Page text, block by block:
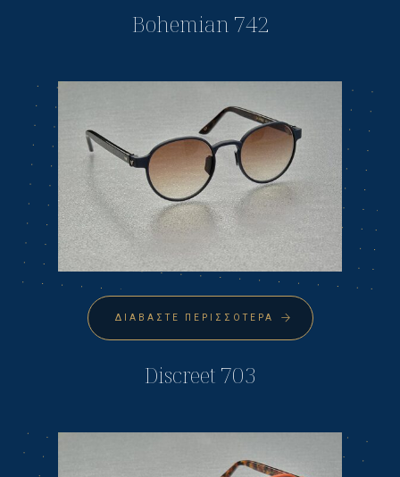
Bohemian 742
ΔΙΑΒΆΣΤΕ ΠΕΡΙΣΣΌΤΕΡΑ
Discreet 703